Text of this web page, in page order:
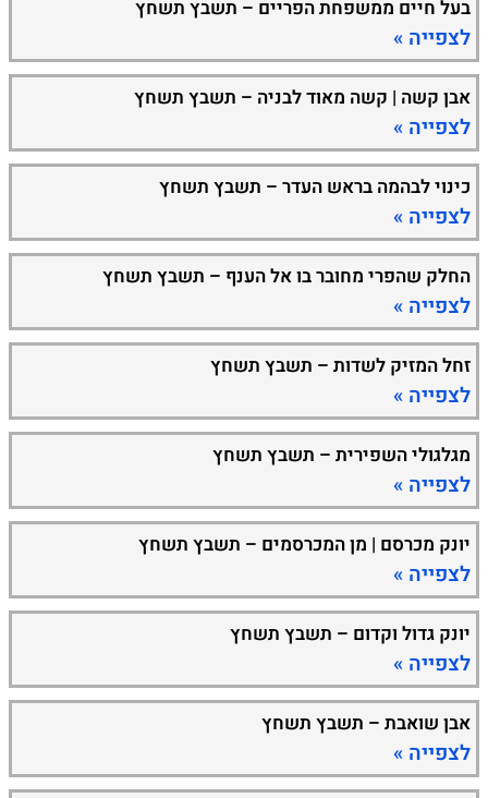
בעל חיים ממשפחת הפריים – תשבץ תשחץ
לצפייה »
אבן קשה | קשה מאוד לבניה – תשבץ תשחץ
לצפייה »
כינוי לבהמה בראש העדר – תשבץ תשחץ
לצפייה »
החלק שהפרי מחובר בו אל הענף – תשבץ תשחץ
לצפייה »
זחל המזיק לשדות – תשבץ תשחץ
לצפייה »
מגלגולי השפירית – תשבץ תשחץ
לצפייה »
יונק מכרסם | מן המכרסמים – תשבץ תשחץ
לצפייה »
יונק גדול וקדום – תשבץ תשחץ
לצפייה »
אבן שואבת – תשבץ תשחץ
לצפייה »